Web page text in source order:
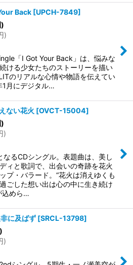
Back [UPCH-7849]
)
「I Got Your Back」は、悩みな
ける少女たちのストーリーを描い
のリアルな心情や物語を伝えてい
1月にデジタル…
ない花火 [OVCT-15004]
)
なるCDシングル。表題曲は、美し
ィと歌詞で、出会いの奇跡を花火
プ・バラード。“花火は消えゆくも
ごした想い出は心の中に生き続け
込めら…
に及ばず [SRCL-13798]
)